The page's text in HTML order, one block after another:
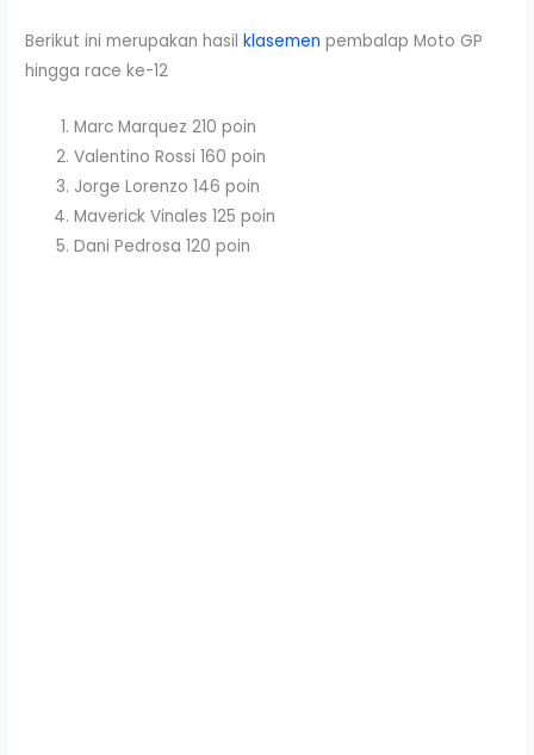
Berikut ini merupakan hasilklasemen pembalap Moto GP
hingga race ke-12
Marc Marquez 210 poin
Valentino Rossi 160 poin
Jorge Lorenzo 146 poin
Maverick Vinales 125 poin
Dani Pedrosa 120 poin